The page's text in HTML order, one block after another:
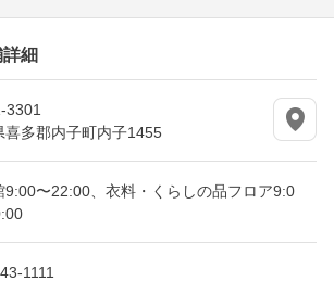
詳細
3301
喜多郡内子町内子1455
9:00〜22:00、衣料・くらしの品フロア9:0
1111